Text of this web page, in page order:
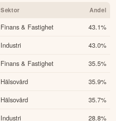
Sektor Andel
Finans & Fastighet 43.1%
Industri 43.0%
Finans & Fastighet 35.5%
Hälsovård 35.9%
Hälsovård 35.7%
Industri 28.8%